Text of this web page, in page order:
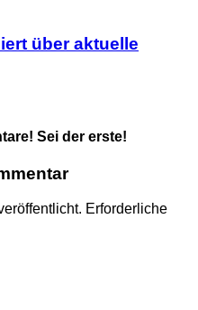
über aktuelle
Sei der erste!
Erforderliche